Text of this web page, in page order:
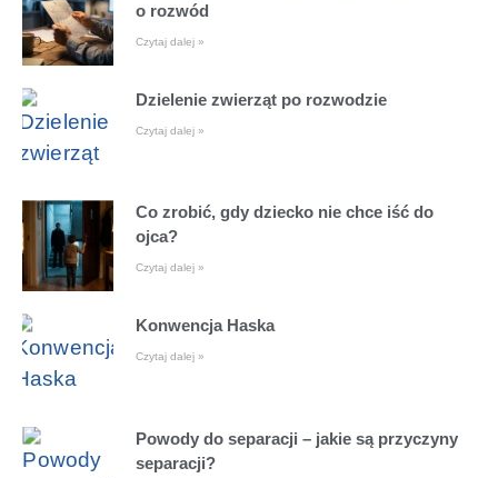
o rozwód
Czytaj dalej »
Dzielenie zwierząt po rozwodzie
Czytaj dalej »
Co zrobić, gdy dziecko nie chce iść do
ojca?
Czytaj dalej »
Konwencja Haska
Czytaj dalej »
Powody do separacji – jakie są przyczyny
separacji?